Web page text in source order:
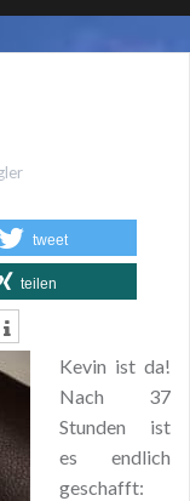
tweet
teilen
Kevin ist da!
Nach 37
Stunden ist
es endlich
geschafft: